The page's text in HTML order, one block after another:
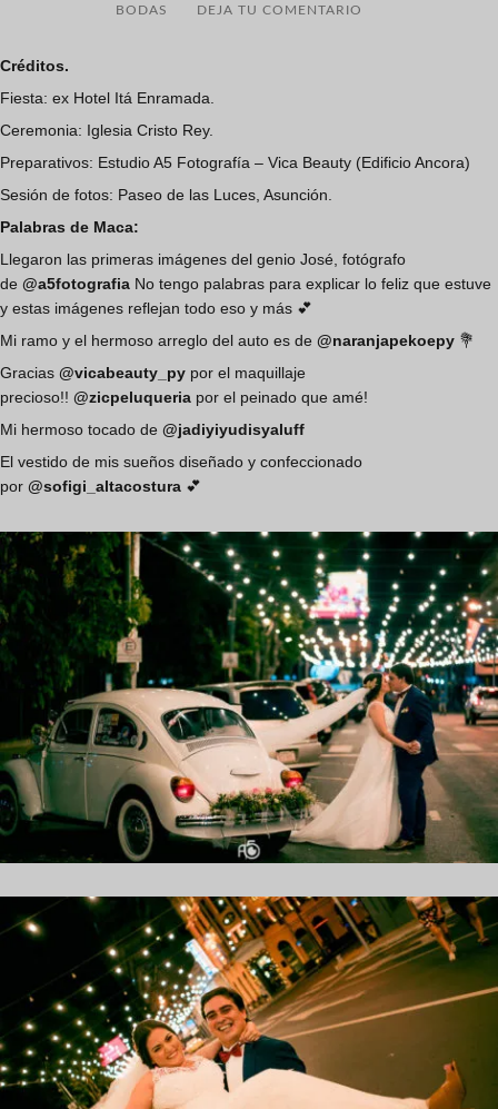
BODAS DEJA TU COMENTARIO
Créditos.
Fiesta: ex Hotel Itá Enramada.
Ceremonia: Iglesia Cristo Rey.
Preparativos: Estudio A5 Fotografía – Vica Beauty (Edificio Ancora)
Sesión de fotos: Paseo de las Luces, Asunción.
Palabras de Maca:
Llegaron las primeras imágenes del genio José, fotógrafo
de @a5fotografia No tengo palabras para explicar lo feliz que estuve
y estas imágenes reflejan todo eso y más 💕
Mi ramo y el hermoso arreglo del auto es de @naranjapekoepy 💐
Gracias @vicabeauty_py por el maquillaje
precioso!! @zicpeluqueria por el peinado que amé!
Mi hermoso tocado de @jadiyiyudisyaluff
El vestido de mis sueños diseñado y confeccionado
por @sofigi_altacostura 💕